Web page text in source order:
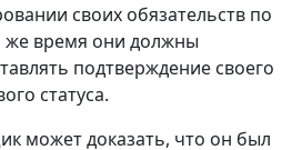
своих обязательств по
же время они должны
подтверждение своего
статуса.
может доказать, что он был